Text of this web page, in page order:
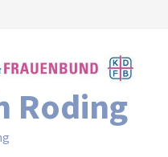
Roding